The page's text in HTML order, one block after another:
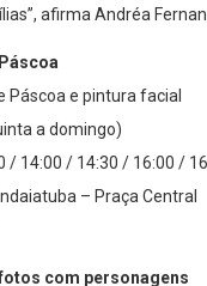
afirma Andréa
Páscoa e pintura facial
a domingo)
/ 14:00 / 14:30 / 16:00 /
– Praça Central
com personagens